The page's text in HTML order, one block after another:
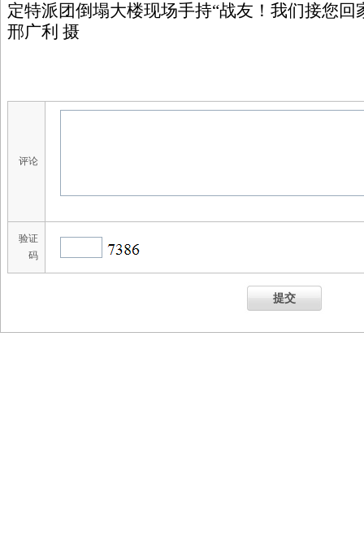
定特派团倒塌大楼现场手持“战友！我们接您回
邢广利 摄
评论
验证
码
提交